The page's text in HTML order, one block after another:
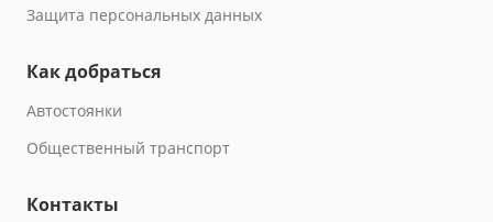
Защита персональных данных
Как добраться
Автостоянки
Общественный транспорт
Контакты